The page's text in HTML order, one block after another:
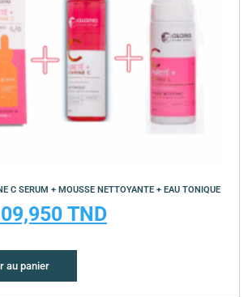
C SERUM + MOUSSE NETTOYANTE + EAU TONIQUE
TND
au panier